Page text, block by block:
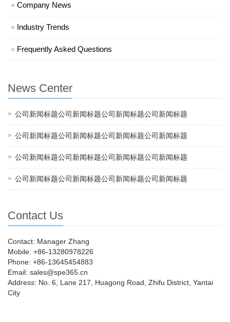
Company News
Industry Trends
Frequently Asked Questions
News Center
公司新闻标题公司新闻标题公司新闻标题公司新闻标题
公司新闻标题公司新闻标题公司新闻标题公司新闻标题
公司新闻标题公司新闻标题公司新闻标题公司新闻标题
公司新闻标题公司新闻标题公司新闻标题公司新闻标题
Contact Us
Contact: Manager Zhang
Mobile: +86-13280978226
Phone: +86-13645454883
Email: sales@spe365.cn
Address: No. 6, Lane 217, Huagong Road, Zhifu District, Yantai
City